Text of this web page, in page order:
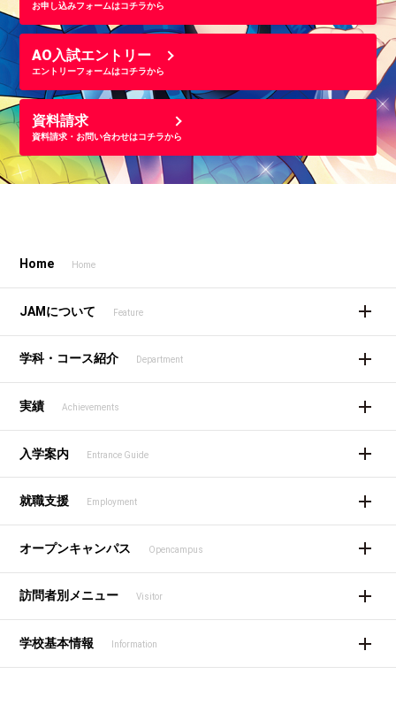
お申し込みフォームはコチラから
AO入試エントリー
エントリーフォームはコチラから
資料請求
資料請求・お問い合わせはコチラから
Home Home
JAMについて Feature
学科・コース紹介 Department
実績 Achievements
入学案内 Entrance Guide
就職支援 Employment
オープンキャンパス Opencampus
訪問者別メニュー Visitor
学校基本情報 Information